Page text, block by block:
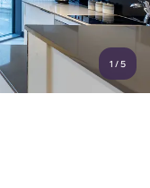
Lingua
1 /5